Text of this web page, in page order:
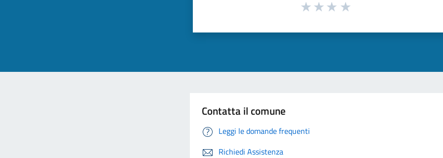
Contatta il comune
Leggi le domande frequenti
Richiedi Assistenza